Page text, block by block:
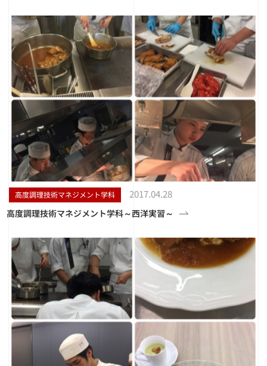
高度調理技術マネジメント学科 2017.04.28
高度調理技術マネジメント学科～西洋実習～